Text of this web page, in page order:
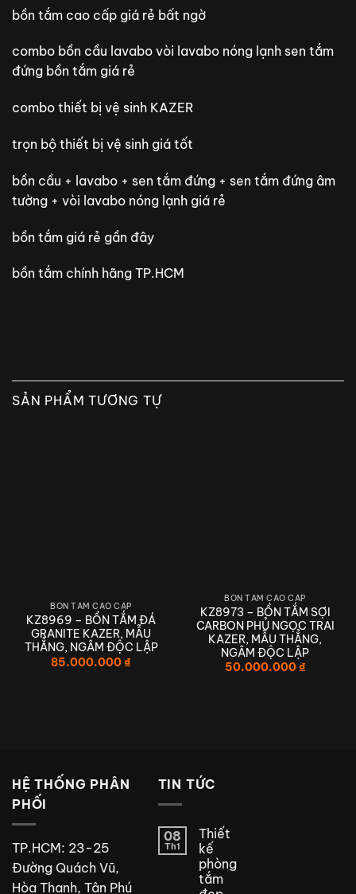
bồn tắm cao cấp giá rẻ bất ngờ
combo bồn cầu lavabo vòi lavabo nóng lạnh sen tắm
đứng bồn tắm giá rẻ
combo thiết bị vệ sinh KAZER
trọn bộ thiết bị vệ sinh giá tốt
bồn cầu + lavabo + sen tắm đứng + sen tắm đứng âm
tường + vòi lavabo nóng lạnh giá rẻ
bồn tắm giá rẻ gần đây
bồn tắm chính hãng TP.HCM
SẢN PHẨM TƯƠNG TỰ
BỒN TẮM CAO CẤP
KZ8969 – BỒN TẮM ĐÁ
GRANITE KAZER, MẪU
THẲNG, NGÂM ĐỘC LẬP
85.000.000 ₫
BỒN TẮM CAO CẤP
KZ8973 – BỒN TẮM SỢI
CARBON PHỦ NGỌC TRAI
KAZER, MẪU THẲNG,
NGÂM ĐỘC LẬP
50.000.000₫
HỆ THỐNG PHÂN
PHỐI
TP.HCM: 23-25
Đường Quách Vũ,
Hòa Thạnh, Tân Phú
TIN TỨC
08
Th1
Thiết
kế
phòng
tắm